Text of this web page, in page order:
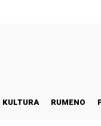
KULTURA RUMENO